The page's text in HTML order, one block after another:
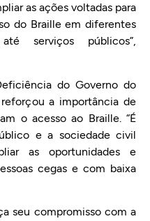
as ações voltadas para
do Braille em diferentes
serviços públicos”,
do Governo do
reforçou a importância de
o acesso ao Braille. “É
e a sociedade civil
as oportunidades e
cegas e com baixa
seu compromisso com a